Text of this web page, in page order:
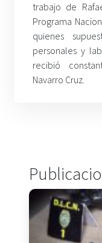
trabajo de
Programa
quienes
personales y
recibió
Navarro Cruz.